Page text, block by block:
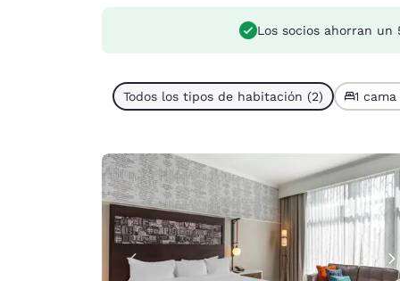
Los socios ahorran un
Todos los tipos de habitación (2) 1 cama